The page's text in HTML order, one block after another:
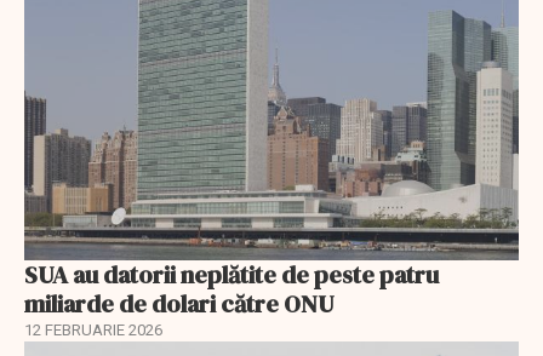
SUA au datorii neplătite de peste patru
miliarde de dolari către ONU
12 FEBRUARIE 2026